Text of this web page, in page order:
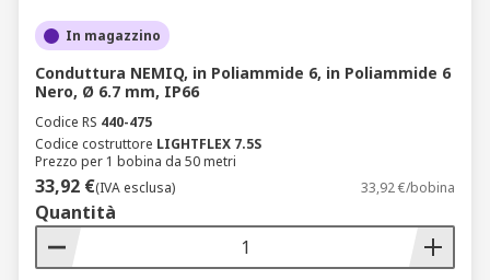
In magazzino
Conduttura NEMIQ, in Poliammide 6, in Poliammide 6
Nero, Ø 6.7 mm, IP66
Codice RS 440-475
Codice costruttore LIGHTFLEX 7.5S
Prezzo per 1 bobina da 50 metri
33,92 €(IVA esclusa) 33,92 €/bobina
Quantità